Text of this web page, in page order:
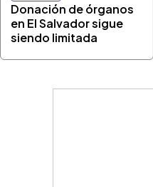
Donación de órganos
en El Salvador sigue
siendo limitada